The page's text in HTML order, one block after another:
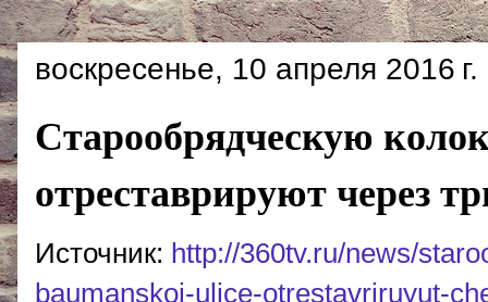
воскресенье, 10 апреля 2016 г.
Старообрядческую
отреставрируют через
Источник: http://360tv.ru/news/
baumanskoj-ulice-otrestavriruyut-